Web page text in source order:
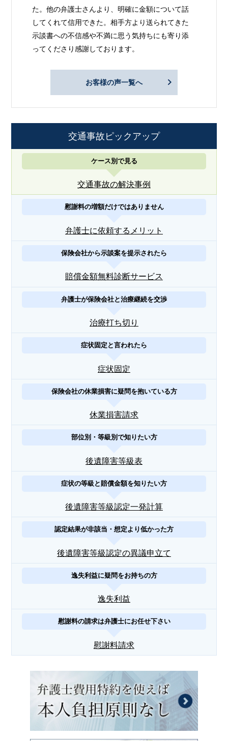
た。他の弁護士さんより、明確に金額について話
してくれて信用できた。相手方より送られてきた
示談書への不信感や不満に思う気持ちにも寄り添
ってくださり感謝しております。
お客様の声一覧へ
交通事故ピックアップ
ケース別で見る
交通事故の解決事例
慰謝料の増額だけではありません
弁護士に依頼するメリット
保険会社から示談案を提示されたら
賠償金額無料診断サービス
弁護士が保険会社と治療継続を交渉
治療打ち切り
症状固定と言われたら
症状固定
保険会社の休業損害に疑問を抱いている方
休業損害請求
部位別・等級別で知りたい方
後遺障害等級表
症状の等級と賠償金額を知りたい方
後遺障害等級認定一発計算
認定結果が非該当・想定より低かった方
後遺障害等級認定の異議申立て
逸失利益に疑問をお持ちの方
逸失利益
慰謝料の請求は弁護士にお任せ下さい
慰謝料請求